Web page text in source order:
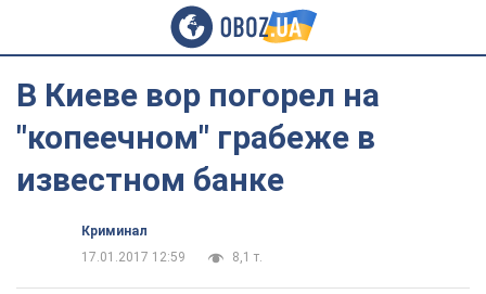
В Киеве вор погорел на
"копеечном" грабеже в
известном банке
Криминал
17.01.2017 12:59
8,1 т.